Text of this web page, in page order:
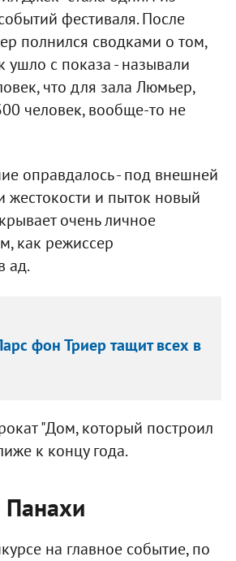
фестиваля. После
полнился сводками о том,
ушло с показа - называли
что для зала Люмьер,
человек, вообще-то не
оправдалось - под внешней
жестокости и пыток новый
очень личное
как режиссер
ад.
фон Триер тащит всех в
"Дом, который построил
к концу года.
на главное событие, по